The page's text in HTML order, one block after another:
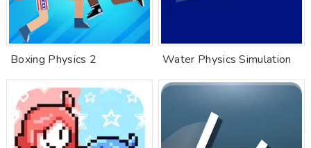
Boxing Physics 2 Water Physics Simulation